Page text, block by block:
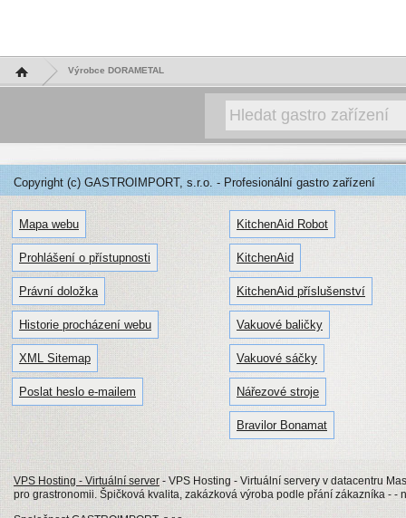
Hlavní stránka Výrobce DORAMETAL
Copyright (c) GASTROIMPORT, s.r.o. - Profesionální gastro zařízení
Mapa webu
Prohlášení o přístupnosti
Právní doložka
Historie procházení webu
XML Sitemap
Poslat heslo e-mailem
KitchenAid Robot
KitchenAid
KitchenAid příslušenství
Vakuové baličky
Vakuové sáčky
Nářezové stroje
Bravilor Bonamat
VPS Hosting - Virtuální server - VPS Hosting - Virtuální servery v datacentru
pro grastronomii. Špičková kvalita, zakázková výroba podle přání zákazníka - -